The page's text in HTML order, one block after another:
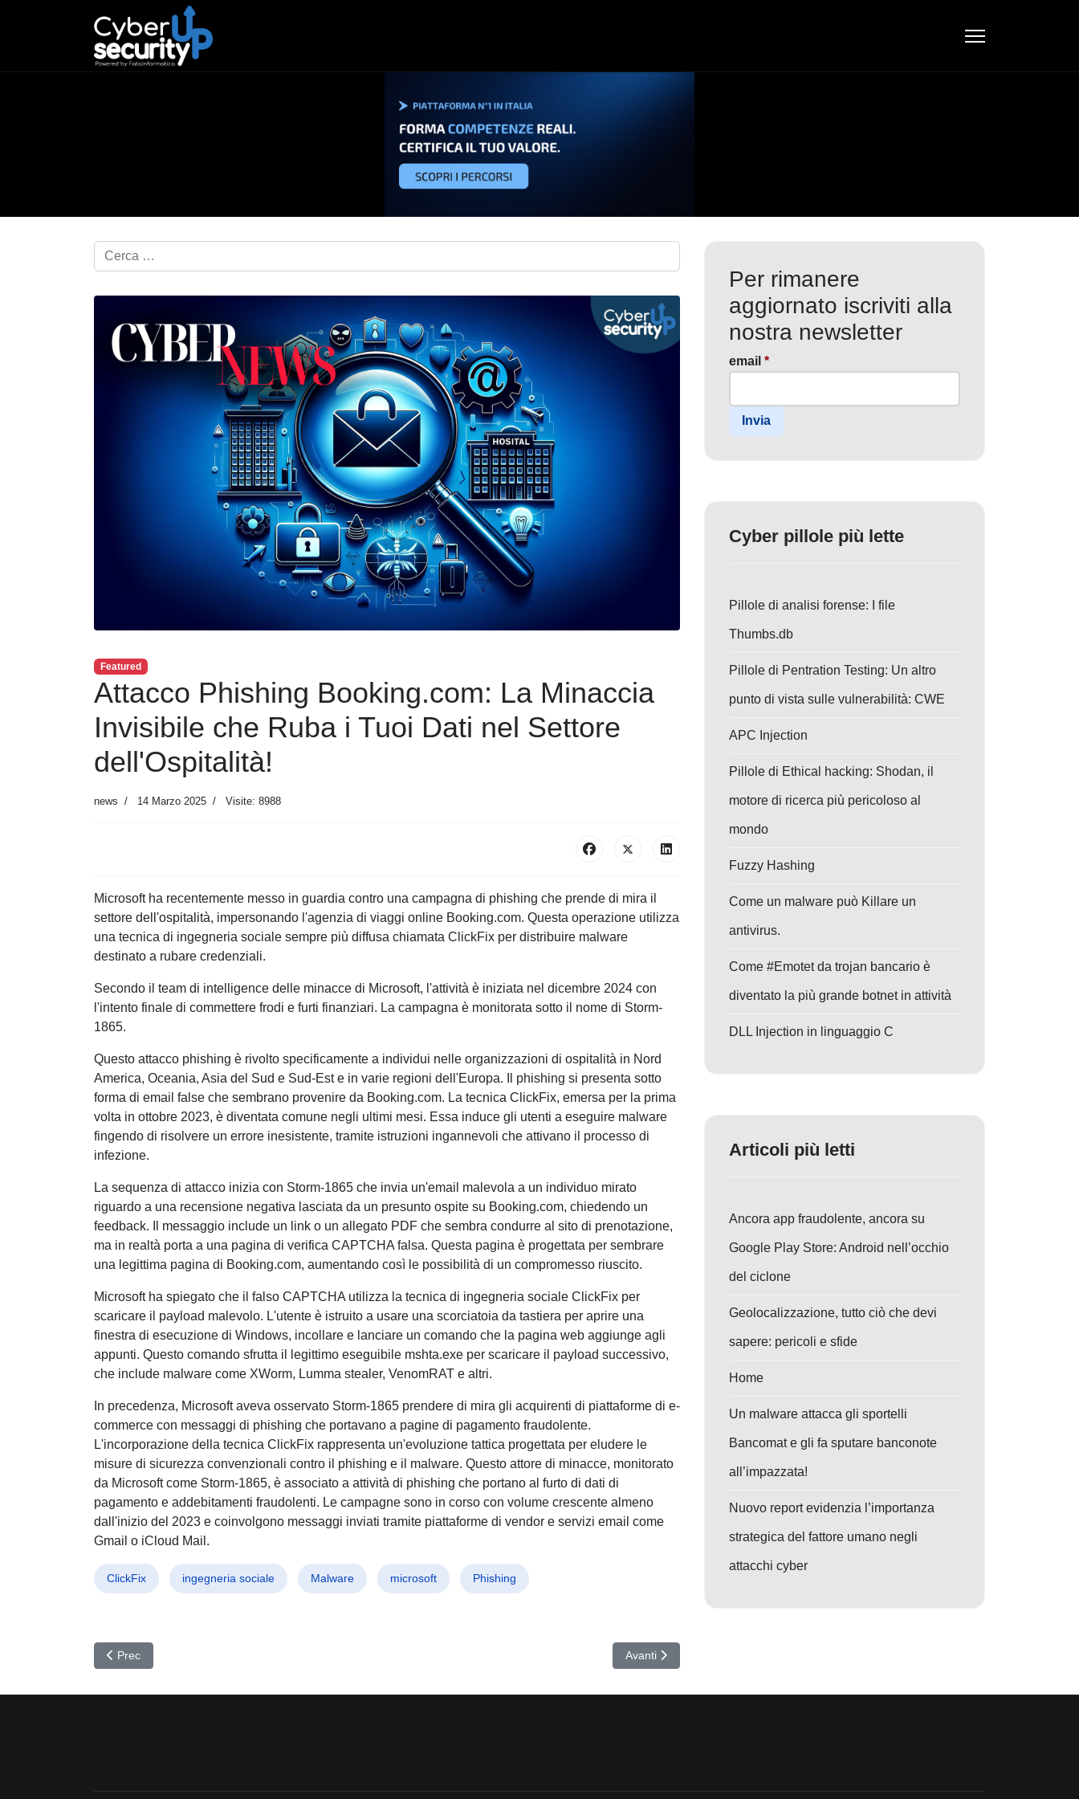
Cerca nel blog...
Featured
Attacco Phishing Booking.com: La Minaccia
Invisibile che Ruba i Tuoi Dati nel Settore
dell'Ospitalità!
news 14 Marzo 2025 Visite: 8988
Microsoft ha recentemente messo in guardia contro una campagna di phishing che prende di mira il
settore dell'ospitalità, impersonando l'agenzia di viaggi online Booking.com. Questa operazione utilizza
una tecnica di ingegneria sociale sempre più diffusa chiamata ClickFix per distribuire malware
destinato a rubare credenziali.
Secondo il team di intelligence delle minacce di Microsoft, l'attività è iniziata nel dicembre 2024 con
l'intento finale di commettere frodi e furti finanziari. La campagna è monitorata sotto il nome di Storm-
1865.
Questo attacco phishing è rivolto specificamente a individui nelle organizzazioni di ospitalità in Nord
America, Oceania, Asia del Sud e Sud-Est e in varie regioni dell'Europa. Il phishing si presenta sotto
forma di email false che sembrano provenire da Booking.com. La tecnica ClickFix, emersa per la prima
volta in ottobre 2023, è diventata comune negli ultimi mesi. Essa induce gli utenti a eseguire malware
fingendo di risolvere un errore inesistente, tramite istruzioni ingannevoli che attivano il processo di
infezione.
La sequenza di attacco inizia con Storm-1865 che invia un'email malevola a un individuo mirato
riguardo a una recensione negativa lasciata da un presunto ospite su Booking.com, chiedendo un
feedback. Il messaggio include un link o un allegato PDF che sembra condurre al sito di prenotazione,
ma in realtà porta a una pagina di verifica CAPTCHA falsa. Questa pagina è progettata per sembrare
una legittima pagina di Booking.com, aumentando così le possibilità di un compromesso riuscito.
Microsoft ha spiegato che il falso CAPTCHA utilizza la tecnica di ingegneria sociale ClickFix per
scaricare il payload malevolo. L'utente è istruito a usare una scorciatoia da tastiera per aprire una
finestra di esecuzione di Windows, incollare e lanciare un comando che la pagina web aggiunge agli
appunti. Questo comando sfrutta il legittimo eseguibile mshta.exe per scaricare il payload successivo,
che include malware come XWorm, Lumma stealer, VenomRAT e altri.
In precedenza, Microsoft aveva osservato Storm-1865 prendere di mira gli acquirenti di piattaforme di e-
commerce con messaggi di phishing che portavano a pagine di pagamento fraudolente.
L'incorporazione della tecnica ClickFix rappresenta un'evoluzione tattica progettata per eludere le
misure di sicurezza convenzionali contro il phishing e il malware. Questo attore di minacce, monitorato
da Microsoft come Storm-1865, è associato a attività di phishing che portano al furto di dati di
pagamento e addebitamenti fraudolenti. Le campagne sono in corso con volume crescente almeno
dall'inizio del 2023 e coinvolgono messaggi inviati tramite piattaforme di vendor e servizi email come
Gmail o iCloud Mail.
ClickFix ingegneria sociale Malware microsoft Phishing
Articolo precedente: Estradizione Shock: Rostislav Panev, lo Sviluppatore di LockBit che Ha Sconvolto il Mondo del Cybercrime
Prec Articolo successivo: OBSCURE#BAT: Inganno Digitale Avanzato Minaccia Utenti Globali
Avanti
Per rimanere
aggiornato iscriviti alla
nostra newsletter
email *
Invia
Cyber pillole più lette
Pillole di analisi forense: I file
Thumbs.db
Pillole di Pentration Testing: Un altro
punto di vista sulle vulnerabilità: CWE
APC Injection
Pillole di Ethical hacking: Shodan, il
motore di ricerca più pericoloso al
mondo
Fuzzy Hashing
Come un malware può Killare un
antivirus.
Come #Emotet da trojan bancario è
diventato la più grande botnet in attività
DLL Injection in linguaggio C
Articoli più letti
Ancora app fraudolente, ancora su
Google Play Store: Android nell’occhio
del ciclone
Geolocalizzazione, tutto ciò che devi
sapere: pericoli e sfide
Home
Un malware attacca gli sportelli
Bancomat e gli fa sputare banconote
all’impazzata!
Nuovo report evidenzia l’importanza
strategica del fattore umano negli
attacchi cyber